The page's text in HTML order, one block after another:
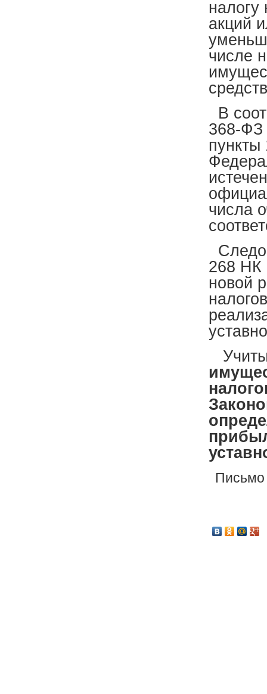
акций
числе
В
368-ФЗ
пункты
числа
268 НК
новой
Письмо